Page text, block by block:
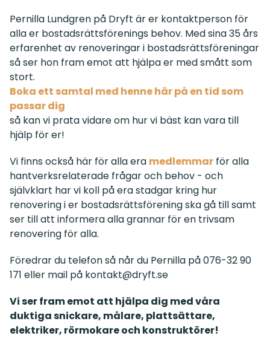
Pernilla Lundgren på Dryft är er kontaktperson för
alla er bostadsrättsförenings behov. Med sina 35 års
erfarenhet av renoveringar i bostadsrättsföreningar
så ser hon fram emot att hjälpa er med smått som
stort.
Boka ett samtal med henne här på en tid som
passar dig
så kan vi prata vidare om hur vi bäst kan vara till
hjälp för er!
Vi finns också här för alla era medlemmar för alla
hantverksrelaterade frågar och behov - och
självklart har vi koll på era stadgar kring hur
renovering i er bostadsrättsförening ska gå till samt
ser till att informera alla grannar för en trivsam
renovering för alla.
Föredrar du telefon så når du Pernilla på 076-32 90
171 eller mail på kontakt@dryft.se
Vi ser fram emot att hjälpa dig med våra
duktiga snickare, målare, plattsättare,
elektriker, rörmokare och konstruktörer!